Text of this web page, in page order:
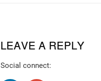
LEAVE A REPLY
Social connect: